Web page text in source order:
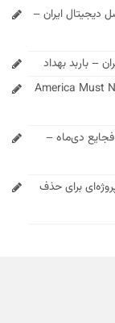
دیجیتال ایران –
– باربد بهداد
America Must
دی‌ماه –
برای حذف